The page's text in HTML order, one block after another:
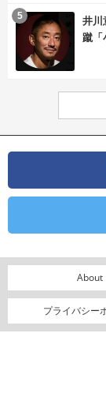
井川
蹴「
5
About
プライバシー